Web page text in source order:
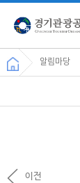
알림마당
이전